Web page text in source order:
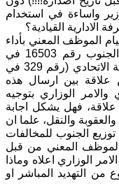
واساءة في استخدام
الادارية القيادية؟
الموظف المعني بأداء
واجبه والاجابة بموجب كتاب هيئة توزيع الجنوب رقم 16503 في
8/10/2018 على كتاب ديوان الرقابة المالية الاتحادي (رقم 329 في
من علاقة بين ارسال هذه
والامر الوزاري بتوجيه
علاقة، فهل يشكل اجابة
والنقل، علما ان
الجنوب للمخالفات
بالموظف المعني من قبل
الوزاري اعلاه وماذا
التهديد المباشر او